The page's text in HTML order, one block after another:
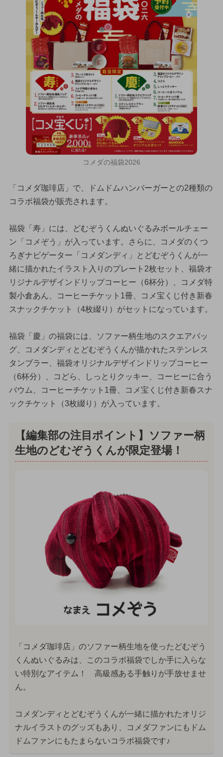
コメダの福袋2026
「コメダ珈琲店」で、ドムドムハンバーガーとの2種類の
コラボ福袋が販売されます。
福袋「寿」には、どむぞうくんぬいぐるみボールチェー
ン「コメぞう」が入っています。さらに、コメダのくつ
ろぎナビゲーター「コメダンディ」とどむぞうくんが一
緒に描かれたイラスト入りのプレート2枚セット、福袋オ
リジナルデザインドリップコーヒー（6杯分）、コメダ特
製小倉あん、コーヒーチケット1冊、コメ宝くじ付き新春
スナックチケット（4枚綴り）がセットになっています。
福袋「慶」の福袋には、ソファー柄生地のスクエアバッ
グ、コメダンディとどむぞうくんが描かれたステンレス
タンブラー、福袋オリジナルデザインドリップコーヒー
（6杯分）、コどら、しっとりクッキー、コーヒーに合う
バウム、コーヒーチケット1冊、コメ宝くじ付き新春スナ
ックチケット（3枚綴り）が入っています。
【編集部の注目ポイント】ソファー柄
生地のどむぞうくんが限定登場！
「コメダ珈琲店」のソファー柄生地を使ったどむぞう
くんぬいぐるみは、このコラボ福袋でしか手に入らな
い特別なアイテム！ 高級感ある手触りが手放せませ
ん。
コメダンディとどむぞうくんが一緒に描かれたオリジ
ナルイラストのグッズもあり、コメダファンにもドム
ドムファンにもたまらないコラボ福袋です♪